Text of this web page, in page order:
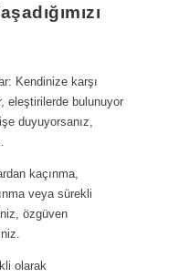
Kendinize karşı
eleştirilerde bulunuyor
duyuyorsanız,
kaçınma,
veya sürekli
özgüven
olarak